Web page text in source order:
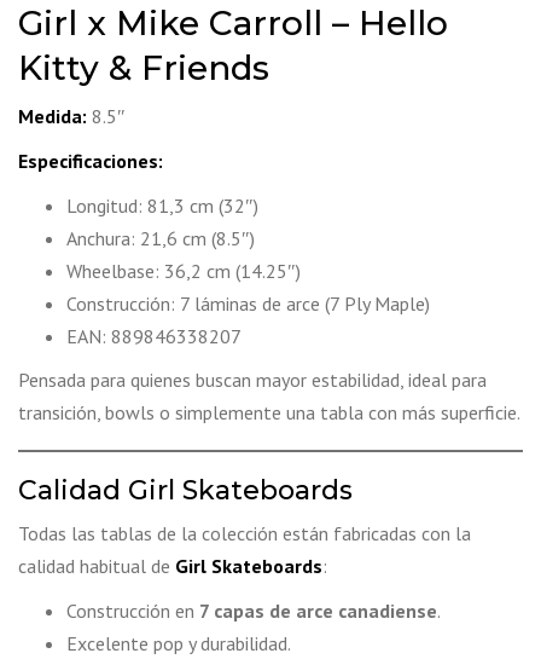
Girl x Mike Carroll – Hello
Kitty & Friends
Medida: 8.5″
Especificaciones:
Longitud: 81,3 cm (32″)
Anchura: 21,6 cm (8.5″)
Wheelbase: 36,2 cm (14.25″)
Construcción: 7 láminas de arce (7 Ply Maple)
EAN: 889846338207
Pensada para quienes buscan mayor estabilidad, ideal para
transición, bowls o simplemente una tabla con más superficie.
Calidad Girl Skateboards
Todas las tablas de la colección están fabricadas con la
calidad habitual de Girl Skateboards:
Construcción en 7 capas de arce canadiense.
Excelente pop y durabilidad.